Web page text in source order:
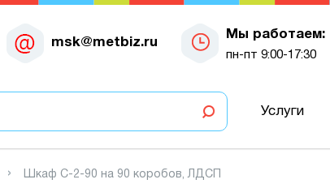
msk@metbiz.ru
Мы работаем:
пн-пт 9:00-17:30
Услуги
Шкаф С-2-90 на 90 коробов, ЛДСП